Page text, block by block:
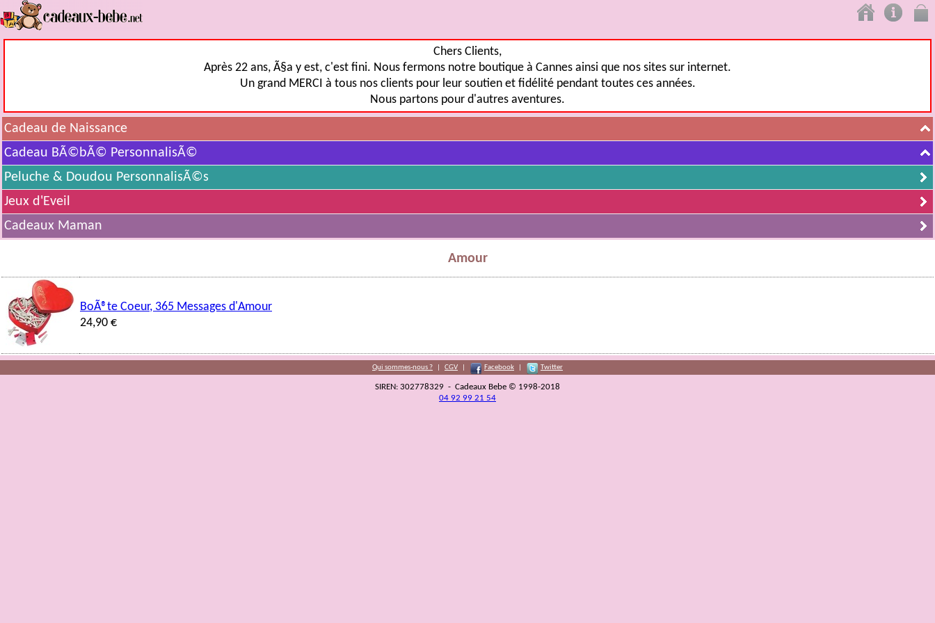
Chers Clients,
Après 22 ans, Ã§a y est, c'est fini. Nous fermons notre boutique à Cannes ainsi que nos sites sur internet.
Un grand MERCI à tous nos clients pour leur soutien et fidélité pendant toutes ces années.
Nous partons pour d'autres aventures.
Cadeau de Naissance
Cadeau BÃ©bÃ© PersonnalisÃ©
Peluche & Doudou PersonnalisÃ©s
Jeux d'Eveil
Cadeaux Maman
Amour
BoÃ®te Coeur, 365 Messages d'Amour
24,90 €
Qui sommes-nous ? CGV Facebook Twitter
SIREN: 302778329 - Cadeaux Bebe © 1998-2018
04 92 99 21 54